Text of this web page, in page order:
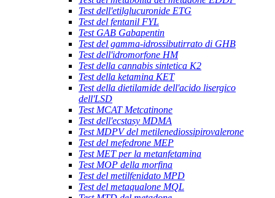
Test dell'etilglucuronide ETG
Test del fentanil FYL
Test GAB Gabapentin
Test del gamma-idrossibutirrato di GHB
Test dell'idromorfone HM
Test della cannabis sintetica K2
Test della ketamina KET
Test della dietilamide dell'acido lisergico
dell'LSD
Test MCAT Metcatinone
Test dell'ecstasy MDMA
Test MDPV del metilenediossipirovalerone
Test del mefedrone MEP
Test MET per la metanfetamina
Test MOP della morfina
Test del metilfenidato MPD
Test del metaqualone MQL